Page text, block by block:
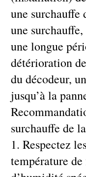
une surchauffe
une
une longue
détérioration
du décodeur,
jusqu’à la
surchauffe de
1. Respectez
température